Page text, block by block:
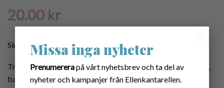
Missa inga nyheter
Prenumererapå vårt nyhetsbrev och ta del av
nyheter och kampanjer från Ellenkantarellen.
20.00 kr
Slut i lager
Träclips med ventilationshål som passar bra till napphållare,
barnvagnsmobil mm. 3 x 4 cm.